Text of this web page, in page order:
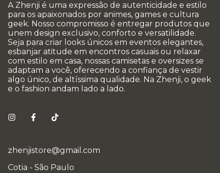
A Zhenji é uma expressão de autenticidade e estilo
para os apaixonados por animes, games e cultura
geek. Nosso compromisso é entregar produtos que
unem design exclusivo, conforto e versatilidade.
Seja para criar looks únicos em eventos elegantes,
esbanjar atitude em encontros casuais ou relaxar
com estilo em casa, nossas camisetas e oversizes se
adaptam a você, oferecendo a confiança de vestir
algo único, de altíssima qualidade. Na Zhenji, o geek
e o fashion andam lado a lado.
zhenjistore@gmail.com
Cotia - São Paulo